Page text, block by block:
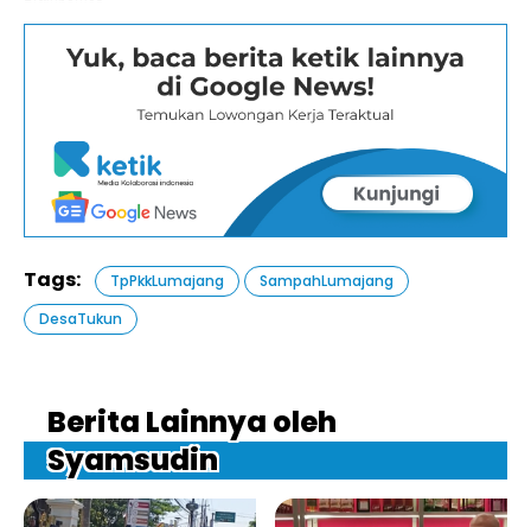
Tags: TpPkkLumajang
SampahLumajang
DesaTukun
Berita Lainnya oleh
Syamsudin